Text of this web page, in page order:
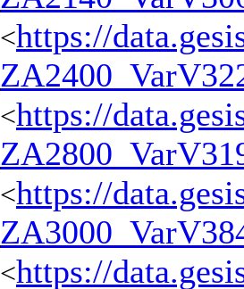
<https://
<https://
<https://
<https://